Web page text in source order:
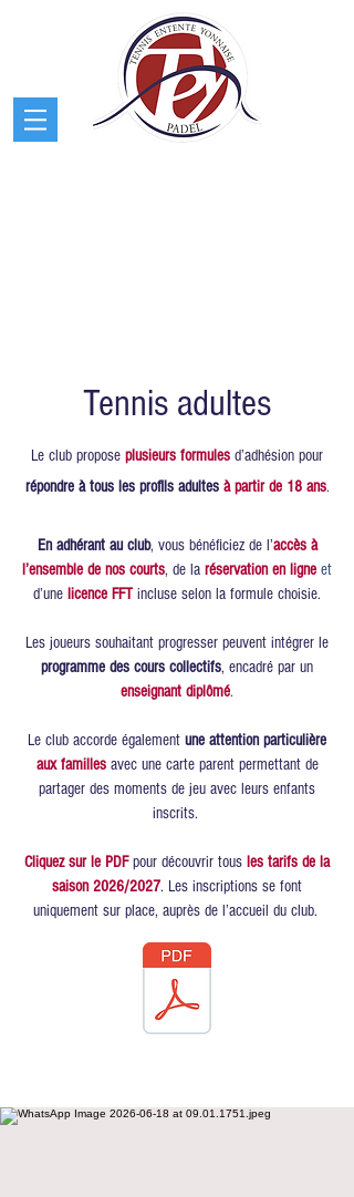
Tennis adultes
Le club propose plusieurs formules d’adhésion pour
répondre à tous les profils adultes à partir de 18 ans.
En adhérant au club, vous bénéficiez de l’accès à
l’ensemble de nos courts, de la réservation en ligne et
d’une licence FFT incluse selon la formule choisie.
Les joueurs souhaitant progresser peuvent intégrer le
programme des cours collectifs, encadré par un
enseignant diplômé.
Le club accorde également une attention particulière
aux familles avec une carte parent permettant de
partager des moments de jeu avec leurs enfants
inscrits.
Cliquez sur le PDFpour découvrir tous les tarifs de la
saison 2026/2027. Les inscriptions se font
uniquement sur place, auprès de l’accueil du club.